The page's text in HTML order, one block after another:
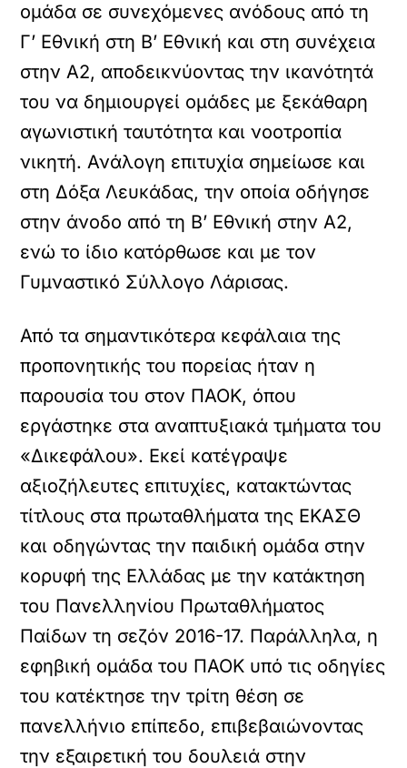
ομάδα σε συνεχόμενες ανόδους από τη
Γ’ Εθνική στη Β’ Εθνική και στη συνέχεια
στην Α2, αποδεικνύοντας την ικανότητά
του να δημιουργεί ομάδες με ξεκάθαρη
αγωνιστική ταυτότητα και νοοτροπία
νικητή. Ανάλογη επιτυχία σημείωσε και
στη Δόξα Λευκάδας, την οποία οδήγησε
στην άνοδο από τη Β’ Εθνική στην Α2,
ενώ το ίδιο κατόρθωσε και με τον
Γυμναστικό Σύλλογο Λάρισας.
Από τα σημαντικότερα κεφάλαια της
προπονητικής του πορείας ήταν η
παρουσία του στον ΠΑΟΚ, όπου
εργάστηκε στα αναπτυξιακά τμήματα του
«Δικεφάλου». Εκεί κατέγραψε
αξιοζήλευτες επιτυχίες, κατακτώντας
τίτλους στα πρωταθλήματα της ΕΚΑΣΘ
και οδηγώντας την παιδική ομάδα στην
κορυφή της Ελλάδας με την κατάκτηση
του Πανελληνίου Πρωταθλήματος
Παίδων τη σεζόν 2016-17. Παράλληλα, η
εφηβική ομάδα του ΠΑΟΚ υπό τις οδηγίες
του κατέκτησε την τρίτη θέση σε
πανελλήνιο επίπεδο, επιβεβαιώνοντας
την εξαιρετική του δουλειά στην